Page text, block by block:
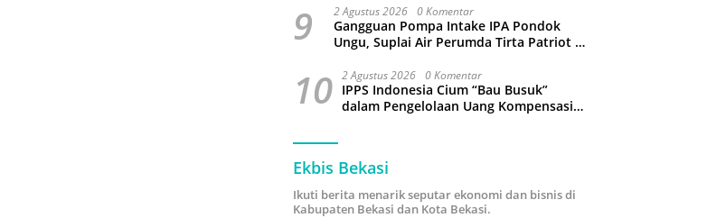
9 2 Agustus 2026 0 Komentar
Gangguan Pompa Intake IPA Pondok
Ungu, Suplai Air Perumda Tirta Patriot di
10 2 Agustus 2026 0 Komentar
IPPS Indonesia Cium “Bau Busuk”
dalam Pengelolaan Uang Kompensasi
Ekbis Bekasi
Ikuti berita menarik seputar ekonomi dan bisnis di
Kabupaten Bekasi dan Kota Bekasi.